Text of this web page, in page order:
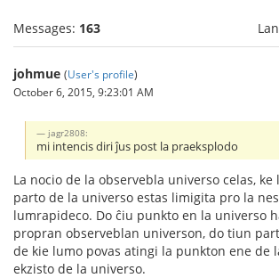
Messages: 163
johmue (User's profile)
October 6, 2015, 9:23:01 AM
jagr2808:
mi intencis diri ĵus post la praeksplodo
La nocio de la observebla universo celas, ke
parto de la universo estas limigita pro la
lumrapideco. Do ĉiu punkto en la universo
propran observeblan universon, do tiun
de kie lumo povas atingi la punkton ene de
ekzisto de la universo.